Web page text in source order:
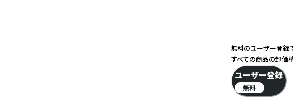
無料のユーザー登録
すべての商品の卸価
ユーザー登録
無料